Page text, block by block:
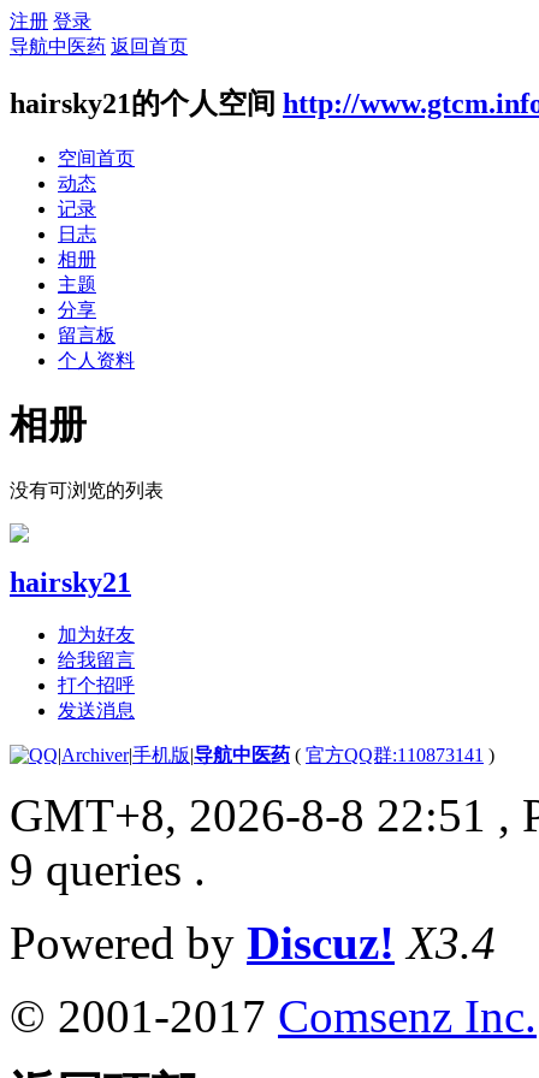
注册 登录
导航中医药 返回首页
hairsky21的个人空间 http://
空间首页
动态
记录
日志
相册
主题
分享
留言板
个人资料
相册
没有可浏览的列表
hairsky21
加为好友
给我留言
打个招呼
发送消息
|Archiver|手机版|导航中医药 ( 官方QQ群:110873141 )
GMT+8, 2026-8-8 22:51 ,
9 queries .
Powered by Discuz! X3.4
© 2001-2017 Comsenz Inc.